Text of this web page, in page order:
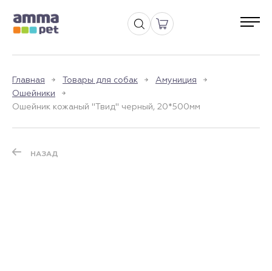
Главная Товары для собак
Амуниция
Ошейники
Ошейник кожаный "Твид" черный, 20*500мм
НАЗАД